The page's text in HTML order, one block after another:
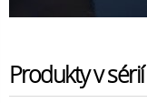
Produkty v sérií